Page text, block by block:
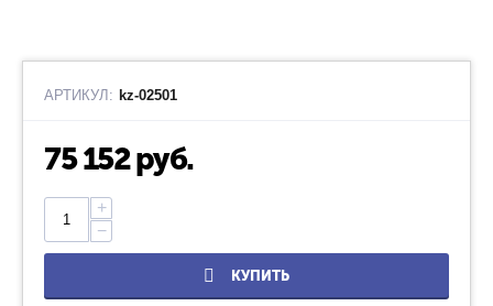
АРТИКУЛ: kz-02501
75 152руб.
+
−
КУПИТЬ